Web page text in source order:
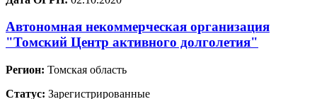
Автономная некоммерческая организация
"Томский Центр активного долголетия"
Регион: Томская область
Статус: Зарегистрированные